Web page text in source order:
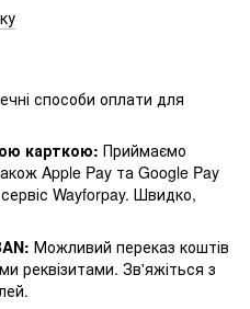
способи оплати для
карткою: Приймаємо
Apple Pay та Google Pay
Wayforpay. Швидко,
Можливий переказ коштів
реквізитами. Зв'яжіться з